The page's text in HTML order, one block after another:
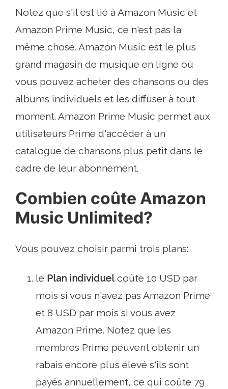
Notez que s'il est lié à Amazon Music et
Amazon Prime Music, ce n'est pas la
même chose. Amazon Music est le plus
grand magasin de musique en ligne où
vous pouvez acheter des chansons ou des
albums individuels et les diffuser à tout
moment. Amazon Prime Music permet aux
utilisateurs Prime d'accéder à un
catalogue de chansons plus petit dans le
cadre de leur abonnement.
Combien coûte Amazon
Music Unlimited?
Vous pouvez choisir parmi trois plans:
le Plan individuelcoûte 10 USD par
mois si vous n'avez pas Amazon Prime
et 8 USD par mois si vous avez
Amazon Prime. Notez que les
membres Prime peuvent obtenir un
rabais encore plus élevé s'ils sont
payés annuellement, ce qui coûte 79